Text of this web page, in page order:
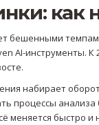
как
бешенными
AI-инструменты.
набирает
процессы анализа
меняется быстро